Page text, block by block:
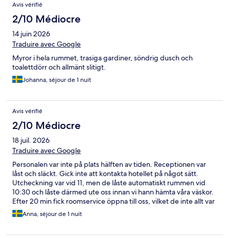
Avis vérifié
2/10 Médiocre
14 juin 2026
Traduire avec Google
Myror i hela rummet, trasiga gardiner, söndrig dusch och
toalettdörr och allmänt slitigt.
Johanna, séjour de 1 nuit
Avis vérifié
2/10 Médiocre
18 juil. 2026
Traduire avec Google
Personalen var inte på plats hälften av tiden. Receptionen var
låst och släckt. Gick inte att kontakta hotellet på något sätt.
Utcheckning var vid 11, men de låste automatiskt rummen vid
10:30 och låste därmed ute oss innan vi hann hämta våra väskor.
Efter 20 min fick roomservice öppna till oss, vilket de inte allt var
glada för och påpekade att ”klockan nästan är 11”. Otroligt
ohjälpsamma.
Anna, séjour de 1 nuit